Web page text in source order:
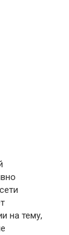
на тему,